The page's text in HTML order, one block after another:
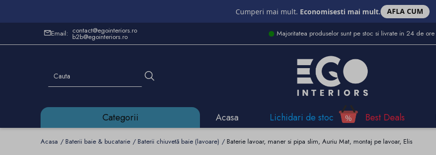
Cumperi mai mult. Economisesti mai mult. AFLA CUM
Email: contact@egointeriors.ro
b2b@egointeriors.ro Majoritatea produselor sunt pe stoc si livrate in 24 de ore
Categorii Acasa Lichidari de stoc Best Deals
Acasa Baterii baie & bucatarie Baterii chiuvetă baie (lavoare) Baterie lavoar, maner si pipa slim, Auriu Mat, montaj pe lavoar, Elis